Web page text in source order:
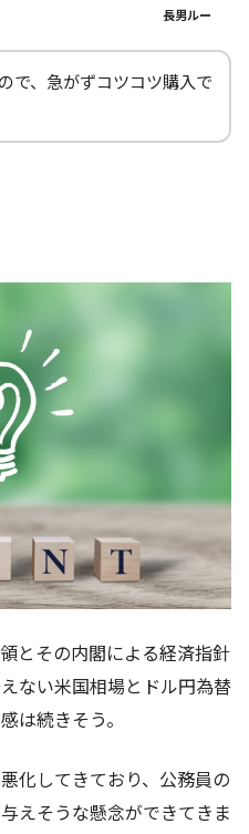
長男ルー
で、急がずコツコツ購入で
とその内閣による経済指針
ない米国相場とドル円為替
は続きそう。
化してきており、公務員の
えそうな懸念ができてきま